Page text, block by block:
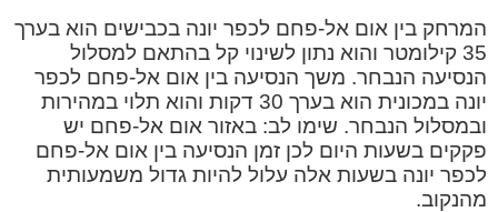
המרחק בין אום אל-פחם לכפר יונה בכבישים הוא בערך
35 קילומטר והוא נתון לשינוי קל בהתאם למסלול
הנסיעה הנבחר. משך הנסיעה בין אום אל-פחם לכפר
יונה במכונית הוא בערך 30 דקות והוא תלוי במהירות
ובמסלול הנבחר. שימו לב: באזור אום אל-פחם יש
פקקים בשעות היום לכן זמן הנסיעה בין אום אל-פחם
לכפר יונה בשעות אלה עלול להיות גדול משמעותית
מהנקוב.